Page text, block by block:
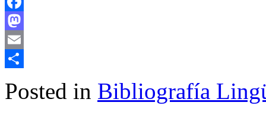
Facebook
Mastodon
Email
Posted in Bibliografía